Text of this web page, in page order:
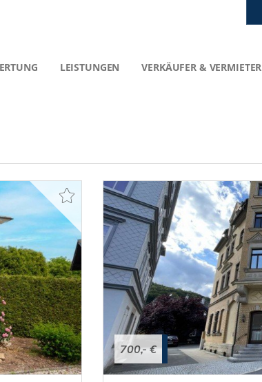
LEISTUNGEN VERKÄUFER & VERMIETER
700,- €